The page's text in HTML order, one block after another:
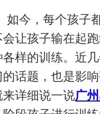
如今，每个孩子
会让孩子输在起
各样的训练。近
的话题，也是影
来详细说一说广